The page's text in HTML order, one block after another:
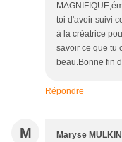
toi d'avoir suivi
à la créatrice
savoir ce que tu
beau.Bonne fin
Répondre
M Maryse MULKIN